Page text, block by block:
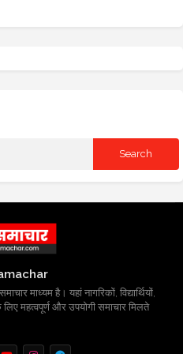
माध्यम है। यहां नागरिकों, विद्यार्थियों,
लिए महत्वपूर्ण और उपयोगी समाचार मिलते